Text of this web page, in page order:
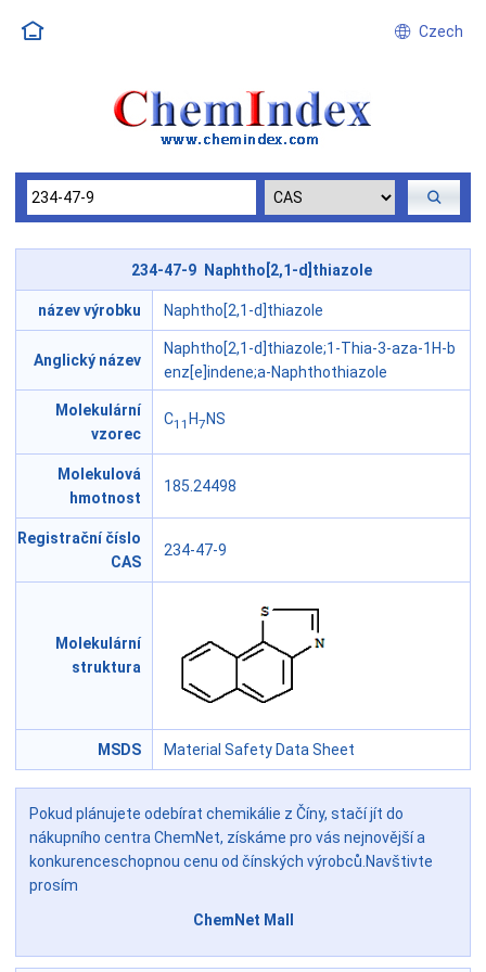
Czech
234-47-9 Naphtho[2,1-d]thiazole
název výrobku Naphtho[2,1-d]thiazole
Anglický název
Naphtho[2,1-d]thiazole;1-Thia-3-aza-1H-b
enz[e]indene;a-Naphthothiazole
Molekulární
vzorec
C11 H7 NS
Molekulová
hmotnost
185.24498
Registrační číslo
CAS
234-47-9
Molekulární
struktura
MSDS Material Safety Data Sheet
Pokud plánujete odebírat chemikálie z Číny, stačí jít do
nákupního centra ChemNet, získáme pro vás nejnovější a
konkurenceschopnou cenu od čínských výrobců.Navštivte
prosím
ChemNet Mall